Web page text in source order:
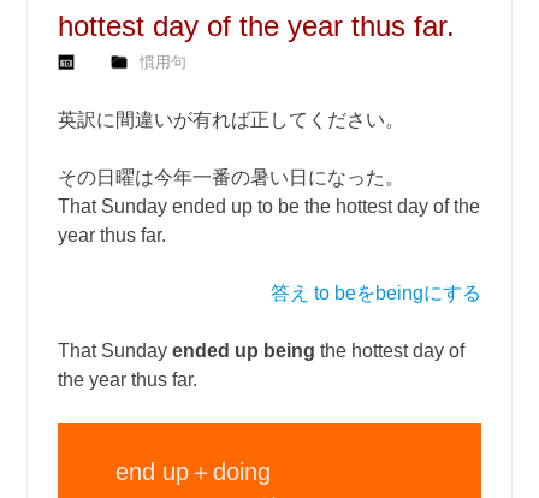
hottest day of the year thus far.
慣用句
英訳に間違いが有れば正してください。
その日曜は今年一番の暑い日になった。
That Sunday ended up to be the hottest day of the
year thus far.
答え to beをbeingにする
That Sundayended up being the hottest day of
the year thus far.
end up＋doing